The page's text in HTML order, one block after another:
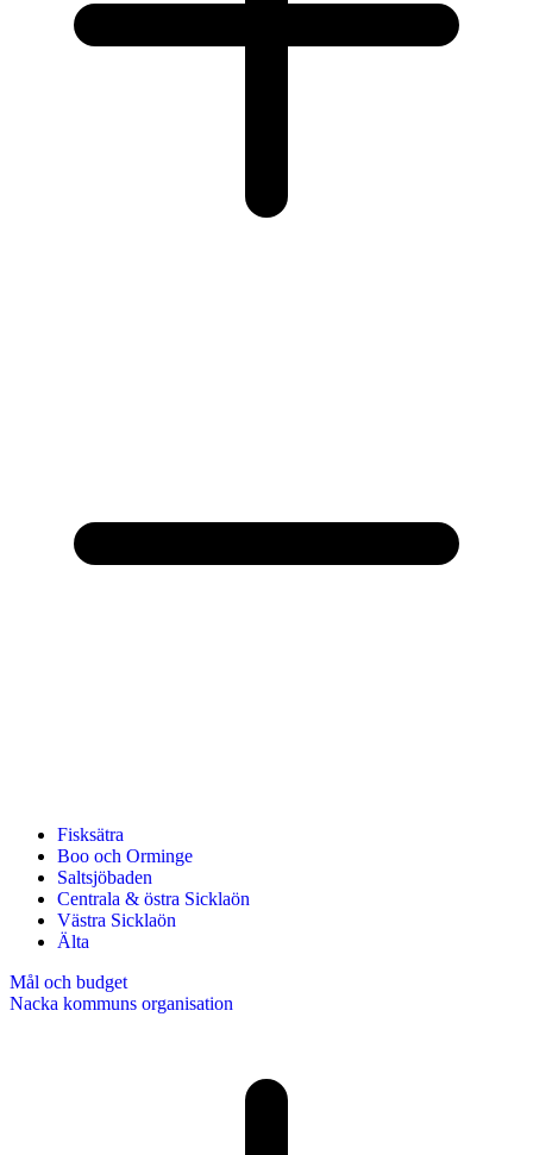
Fisksätra
Boo och Orminge
Saltsjöbaden
Centrala & östra Sicklaön
Västra Sicklaön
Älta
Mål och budget
Nacka kommuns organisation